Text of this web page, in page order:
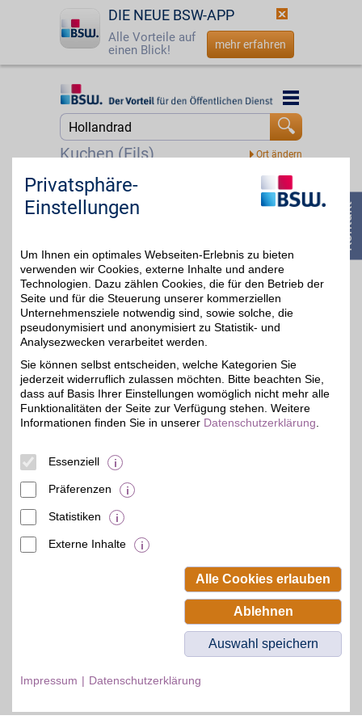
DIE NEUE BSW-APP
Alle Vorteile auf
einen Blick!
mehr erfahren
Startseite
☎ 0800 - 279 25 82
Kuchen (Fils)
Startseite
Liquid-Life
Ob elegantes Hollandrad,
richtige Fahrrad für jeden
Anlass und Geschmack
parat. Mit BSW-Vorteil
sparen und ab auf's Rad!
Lucky Bike Gutschein
Zum Partnerprofil
© BSW Verbraucher-Service
Beamten-Selbsthilfewerk GmbH.
Privatsphäre-
Einstellungen
Um Ihnen ein optimales Webseiten-Erlebnis zu bieten
verwenden wir Cookies, externe Inhalte und andere
Technologien. Dazu zählen Cookies, die für den Betrieb der
Seite und für die Steuerung unserer kommerziellen
Unternehmensziele notwendig sind, sowie solche, die
pseudonymisiert und anonymisiert zu Statistik- und
Analysezwecken verarbeitet werden.
Sie können selbst entscheiden, welche Kategorien Sie
jederzeit widerruflich zulassen möchten. Bitte beachten Sie,
dass auf Basis Ihrer Einstellungen womöglich nicht mehr alle
Funktionalitäten der Seite zur Verfügung stehen. Weitere
Informationen finden Sie in unserer Datenschutzerklärung
Essenziell
Präferenzen
Statistiken
Externe Inhalte
Alle Cookies erlauben
Ablehnen
Auswahl speichern
Impressum Datenschutzerklärung